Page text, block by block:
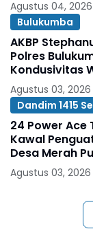
Agustus 04, 2026
Bulukumba
AKBP
Polres
Kondusivitas
Agustus 03, 2026
Dandim 1415
24 Power Ace
Kawal
Desa Merah
Agustus 03, 2026